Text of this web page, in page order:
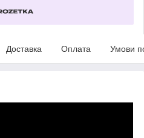
Доставка Оплата Умови